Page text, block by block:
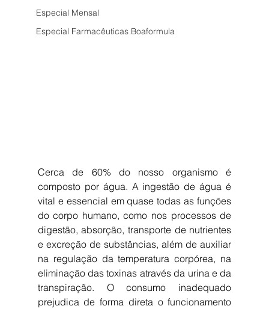
Especial Mensal
Especial Farmacêuticas Boaformula
Cerca de 60% do nosso organismo é
composto por água. A ingestão de água é
vital e essencial em quase todas as funções
do corpo humano, como nos processos de
digestão, absorção, transporte de nutrientes
e excreção de substâncias, além de auxiliar
na regulação da temperatura corpórea, na
eliminação das toxinas através da urina e da
transpiração. O consumo inadequado
prejudica de forma direta o funcionamento